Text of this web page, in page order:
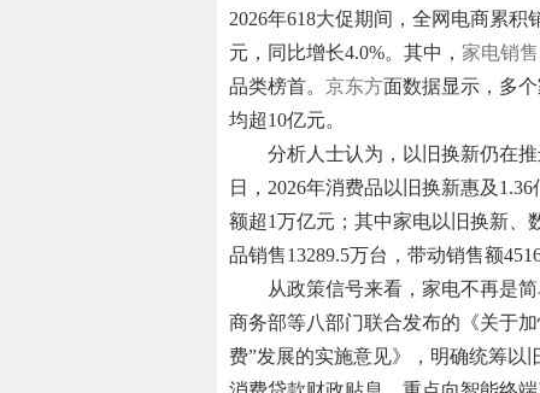
2026年618大促期间，全网电商累积
元，同比增长4.0%。其中， 家电销售
品类榜首。 京东方面数据显示，多
均超10亿元。
分析人士认为，以旧换新仍在
日，2026年消费品以旧换新惠及
额超1万亿元；其中家电以旧换新、
品销售13289.5万台，带动销售额
从政策信号来看，家电不再是
商务部等八部门联合发布的《关于
费”发展的实施意见》，明确统筹以